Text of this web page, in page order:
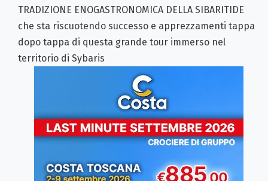
TRADIZIONE ENOGASTRONOMICA DELLA SIBARITIDE
che sta riscuotendo successo e apprezzamenti tappa
dopo tappa di questa grande tour immerso nel
territorio di Sybaris